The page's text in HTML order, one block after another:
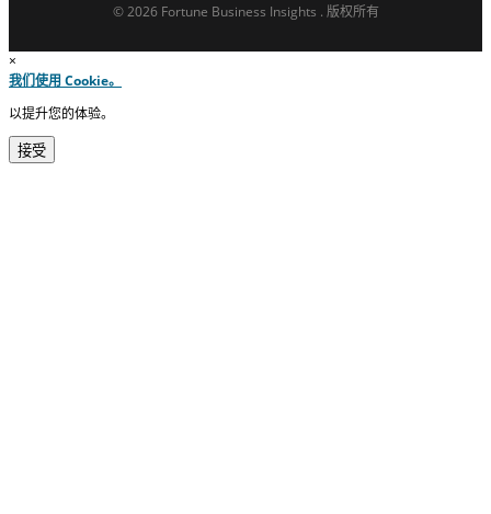
© 2026 Fortune Business Insights . 版权所有
×
我们使用 Cookie。
以提升您的体验。
接受